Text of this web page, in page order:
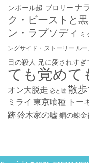
ンボール超 ブロリー ナ
ク・ビーストと
ン・ラプソディ ミ
ングサイド・ストーリー ル
目の殺人 兄に愛されす
ても覚めて
オン大脱走 恋と嘘 散
ミライ 東京喰種 トー
跡鈴木家の嘘 鋼の錬金